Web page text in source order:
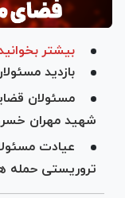
بیشتر
بازدید
مسئولان
شهید مهران
عیادت
تروریستی حمله